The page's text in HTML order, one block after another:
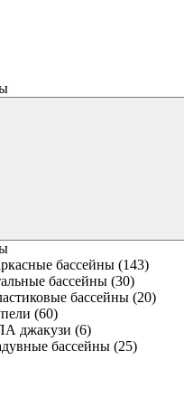
бассейны (143)
бассейны (30)
бассейны (20)
(60)
джакузи (6)
бассейны (25)